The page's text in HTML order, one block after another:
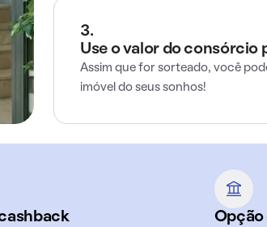
3.
Use o valor do consórcio
Assim que for sorteado, você
imóvel do seus sonhos!
Opção